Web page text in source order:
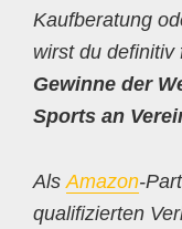
Kaufberatung
wirst du definitiv
Gewinne der
Sports an
AlsAmazon-
qualifizierten